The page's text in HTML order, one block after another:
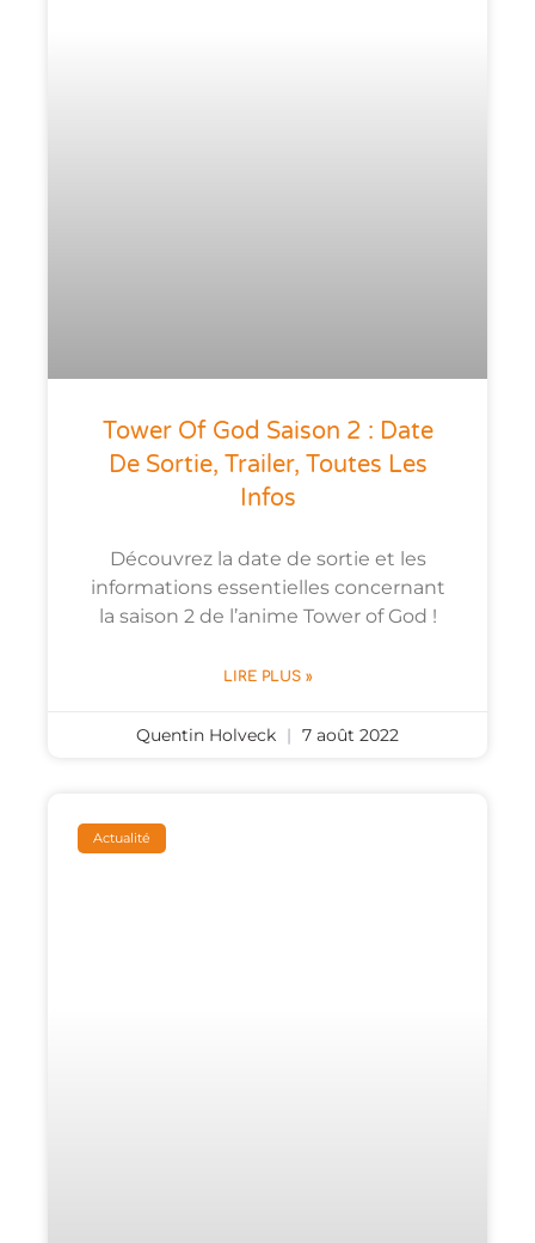
Tower Of God Saison 2 : Date
De Sortie, Trailer, Toutes Les
Infos
Découvrez la date de sortie et les
informations essentielles concernant
la saison 2 de l’anime Tower of God !
LIRE PLUS »
Quentin Holveck 7 août 2022
Actualité